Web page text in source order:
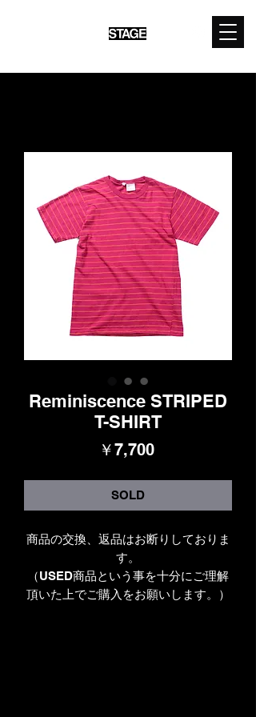
Reminiscence STRIPED
T-SHIRT
￥7,700価
SOLD
商品の交換、返品はお断りしておりま
す。
（USED商品という事を十分にご理解
頂いた上でご購入をお願いします。）